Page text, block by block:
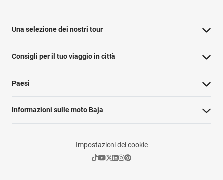
Una selezione dei nostri tour
Consigli per il tuo viaggio in città
Paesi
Informazioni sulle moto Baja
Impostazioni dei cookie